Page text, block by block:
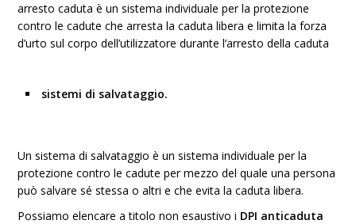
arresto caduta è un sistema individuale per la protezione
contro le cadute che arresta la caduta libera e limita la forza
d’urto sul corpo dell’utilizzatore durante l’arresto della caduta
sistemi di salvataggio.
Un sistema di salvataggio è un sistema individuale per la
protezione contro le cadute per mezzo del quale una persona
può salvare sé stessa o altri e che evita la caduta libera.
Possiamo elencare a titolo non esaustivo i DPI anticaduta